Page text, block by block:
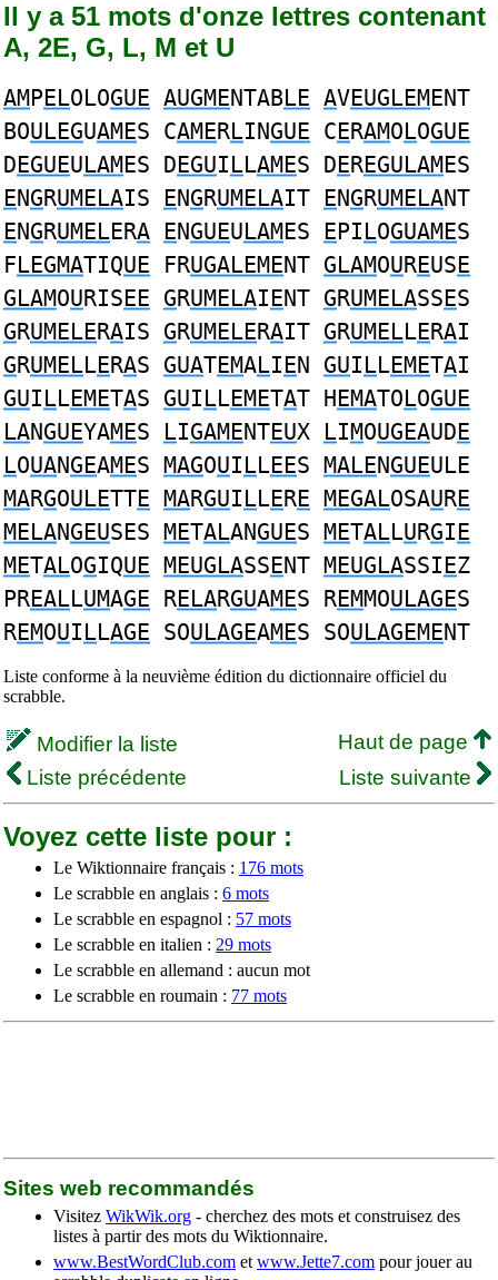
Il y a 51 mots d'onze lettres contenant
A, 2E, G, L, M et U
AMPELOLOGUE AUGMENTABLE AVEUGLEMENT
BOULEGUAMES CAMERLINGUE CERAMOLOGUE
DEGUEULAMES DEGUILLAMES DEREGULAMES
ENGRUMELAIS ENGRUMELAIT ENGRUMELANT
ENGRUMELERA ENGUEULAMES EPILOGUAMES
FLEGMATIQUE FRUGALEMENT GLAMOUREUSE
GLAMOURISEE GRUMELAIENT GRUMELASSES
GRUMELERAIS GRUMELERAIT GRUMELLERAI
GRUMELLERAS GUATEMALIEN GUILLEMETAI
GUILLEMETAS GUILLEMETAT HEMATOLOGUE
LANGUEYAMES LIGAMENTEUX LIMOUGEAUDE
LOUANGEAMES MAGOUILLEES MALENGUEULE
MARGOULETTE MARGUILLERE MEGALOSAURE
MELANGEUSES METALANGUES METALLURGIE
METALOGIQUE MEUGLASSENT MEUGLASSIEZ
PREALLUMAGE RELARGUAMES REMMOULAGES
REMOUILLAGE SOULAGEAMES SOULAGEMENT
Liste conforme à la neuvième édition du dictionnaire officiel du
scrabble.
Modifier la liste
Haut de page
Liste précédente
Liste suivante
Voyez cette liste pour :
Le Wiktionnaire français : 176 mots
Le scrabble en anglais : 6 mots
Le scrabble en espagnol : 57 mots
Le scrabble en italien : 29 mots
Le scrabble en allemand : aucun mot
Le scrabble en roumain : 77 mots
Sites web recommandés
Visitez WikWik.org - cherchez des mots et construisez des
listes à partir des mots du Wiktionnaire.
www.BestWordClub.com et www.Jette7.com pour jouer au